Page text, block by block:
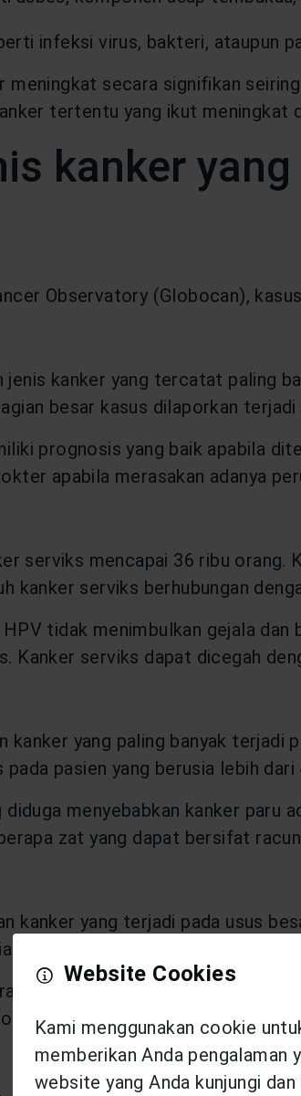
infeksi virus, bakteri, ataupun
meningkat secara signifikan
tertentu yang ikut meningkat
kanker
Observatory (Globocan),
jenis kanker yang tercatat paling
besar kasus dilaporkan terjadi
prognosis yang baik apabila
apabila merasakan adanya
serviks mencapai 36 ribu orang.
kanker serviks berhubungan
tidak menimbulkan gejala
Kanker serviks dapat dicegah
kanker yang paling banyak terjadi
pasien yang berusia lebih dari
menyebabkan kanker paru
zat yang dapat bersifat
kanker yang terjadi pada usus
kasus kanker kolorektal yaitu
gejala pada stadium awal
terjadinya kanker.
Website Cookies
Kami menggunakan cookie
memberikan Anda pengalaman
website yang Anda kunjungi